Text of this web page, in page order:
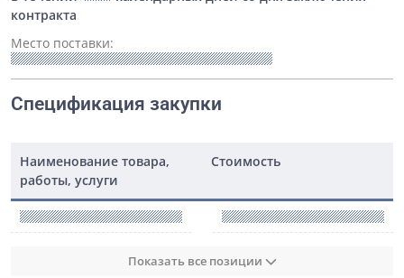
контракта
Место поставки:
Спецификация закупки
Наименование товара,
работы, услуги
Стоимость
Показать все позиции